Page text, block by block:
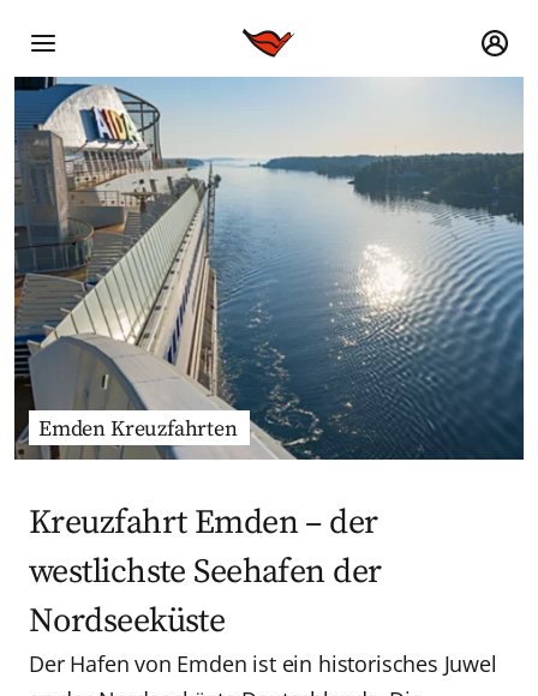
Emden Kreuzfahrten
Kreuzfahrt Emden – der
westlichste Seehafen der
Nordseeküste
Der Hafen von Emden ist ein historisches Juwel